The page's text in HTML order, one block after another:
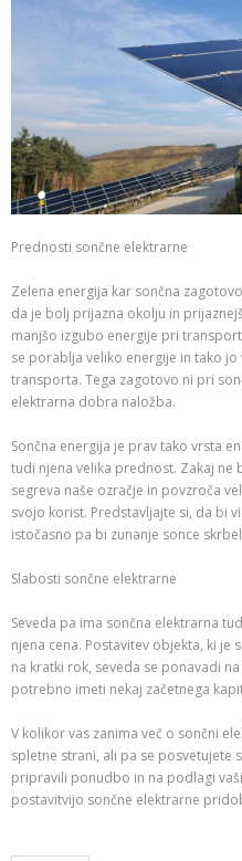
Prednosti sončne elektrarne
Zelena energija kar sončna
da je bolj prijazna okolju in
manjšo izgubo energije pri
se porablja veliko energije in tako
transporta. Tega zagotovo ni pri
elektrarna dobra naložba.
Sončna energija je prav tako vrsta
tudi njena velika prednost. Zakaj
segreva naše ozračje in povzroča
svojo korist. Predstavljajte si, da bi
istočasno pa bi zunanje sonce
Slabosti sončne elektrarne
Seveda pa ima sončna elektrarna
njena cena. Postavitev objekta, ki je
na kratki rok, seveda se ponavadi
potrebno imeti nekaj začetnega
V kolikor vas zanima več o sončni
spletne strani, ali pa se posvetujete
pripravili ponudbo in na podlagi
postavitvijo sončne elektrarne